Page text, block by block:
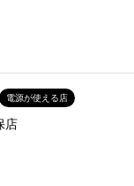
電源が使える店
店